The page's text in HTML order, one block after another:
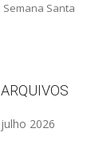
Semana Santa
ARQUIVOS
julho 2026